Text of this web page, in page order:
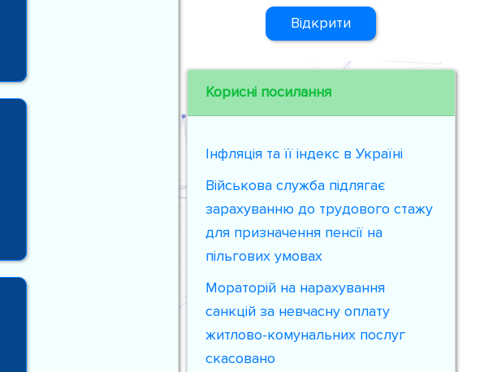
Відкрити
Корисні посилання
Інфляція та її індекс в Україні
Військова служба підлягає
зарахуванню до трудового стажу
для призначення пенсії на
пільгових умовах
Мораторій на нарахування
санкцій за невчасну оплату
житлово-комунальних послуг
скасовано